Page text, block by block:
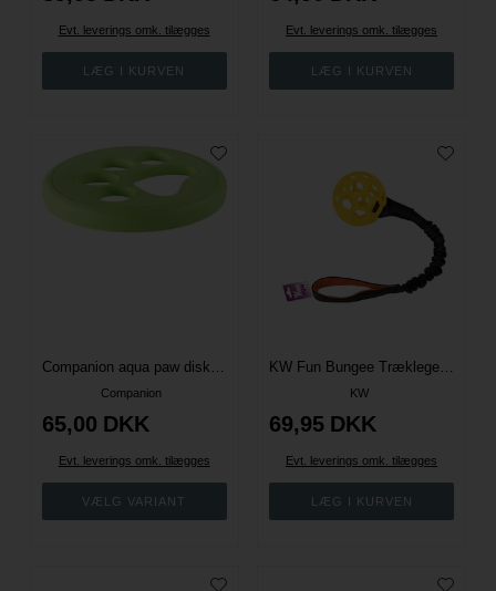
Evt. leverings omk. tilægges Evt. leverings omk. tilægges
Companion aqua paw disk - Flere farver
Companion
65,00 DKK
Evt. leverings omk. tilægges
KW Fun Bungee Træklegetøj bold
KW
69,95 DKK
Evt. leverings omk. tilægges